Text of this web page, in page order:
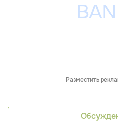
Разместить